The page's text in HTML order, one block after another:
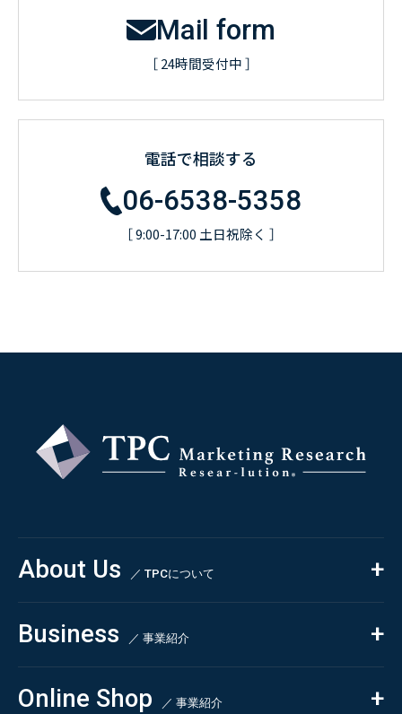
Mail form
［ 24時間受付中 ］
電話で相談する
06-6538-5358
［ 9:00-17:00 土日祝除く ］
About Us ／ TPCについて
私たちの強み
会社概要・沿革
CSR
Business ／ 事業紹介
コンサルティング
依頼・受託調査
Online Shop ／ 事業紹介